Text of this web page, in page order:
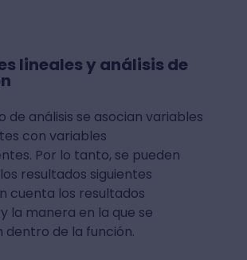
lineales y análisis de
de análisis se asocian variables
con variables
Por lo tanto, se pueden
resultados siguientes
cuenta los resultados
la manera en la que se
dentro de la función.